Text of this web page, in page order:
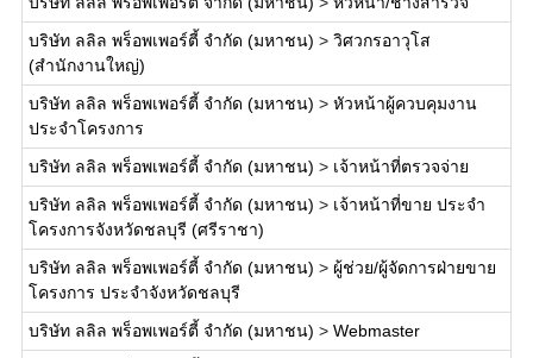
บริษัท ลลิล พร็อพเพอร์ตี้ จำกัด (มหาชน) > วิศวกรอาวุโส
(สำนักงานใหญ่)
บริษัท ลลิล พร็อพเพอร์ตี้ จำกัด (มหาชน) > หัวหน้าผู้ควบคุมงาน
ประจำโครงการ
บริษัท ลลิล พร็อพเพอร์ตี้ จำกัด (มหาชน) > เจ้าหน้าที่ตรวจจ่าย
บริษัท ลลิล พร็อพเพอร์ตี้ จำกัด (มหาชน) > เจ้าหน้าที่ขาย ประจำ
โครงการจังหวัดชลบุรี (ศรีราชา)
บริษัท ลลิล พร็อพเพอร์ตี้ จำกัด (มหาชน) > ผู้ช่วย/ผู้จัดการฝ่ายขาย
โครงการ ประจำจังหวัดชลบุรี
บริษัท ลลิล พร็อพเพอร์ตี้ จำกัด (มหาชน) > Webmaster